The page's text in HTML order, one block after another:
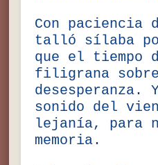
Con paciencia
talló sílaba
que el tiempo
filigrana
desesperanza.
sonido del
lejanía, para
memoria.